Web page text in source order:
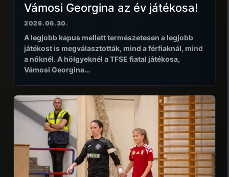
Vámosi Georgina az év játékosa!
2026.06.30.
A legjobb kapus mellett természetesen a legjobb
játékost is megválasztották, mind a férfiaknál, mind
a nőknél. A hölgyeknél a TFSE fiatal játékosa,
Vámosi Georgina…